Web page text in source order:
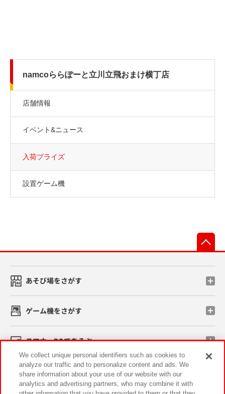
namcoららぽーと立川立飛おまけ横丁店
店舗情報
イベント&ニュース
入荷プライズ
設置ゲーム機
あそび場をさがす
ゲーム機をさがす
スマホ・PCであそぶ
イベント・キャンペーン
We collect unique personal identifiers such as cookies to
analyze our traffic and to personalize content and ads. We
share information about your use of our website with our
analytics and advertising partners, who may combine it with